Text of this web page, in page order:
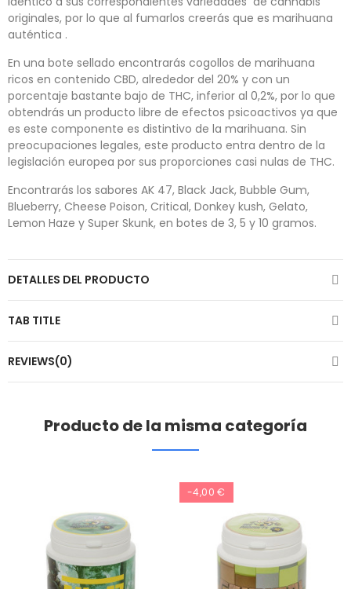
originales, por lo que al fumarlos creerás que es marihuana
auténtica .
En una bote sellado encontrarás cogollos de marihuana
ricos en contenido CBD, alrededor del 20% y con un
porcentaje bastante bajo de THC, inferior al 0,2%, por lo que
obtendrás un producto libre de efectos psicoactivos ya que
es este componente es distintivo de la marihuana. Sin
preocupaciones legales, este producto entra dentro de la
legislación europea por sus proporciones casi nulas de THC.
Encontrarás los sabores AK 47, Black Jack, Bubble Gum,
Blueberry, Cheese Poison, Critical, Donkey kush, Gelato,
Lemon Haze y Super Skunk, en botes de 3, 5 y 10 gramos.
DETALLES DEL PRODUCTO
TAB TITLE
REVIEWS(0)
Producto de la misma categoría
-4,00 €